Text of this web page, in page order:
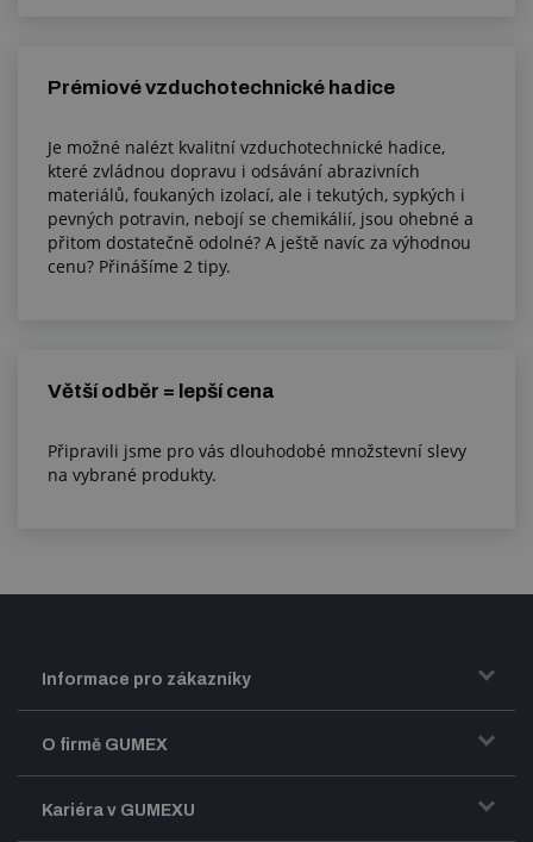
Prémiové vzduchotechnické hadice
Je možné nalézt kvalitní vzduchotechnické hadice,
které zvládnou dopravu i odsávání abrazivních
materiálů, foukaných izolací, ale i tekutých, sypkých i
pevných potravin, nebojí se chemikálií, jsou ohebné a
přitom dostatečně odolné? A ještě navíc za výhodnou
cenu? Přinášíme 2 tipy.
Větší odběr = lepší cena
Připravili jsme pro vás dlouhodobé množstevní slevy
na vybrané produkty.
Informace pro zákazníky
Doprava a zasílání zboží
Obchodní podmínky
O firmě GUMEX
Představení firmy GUMEX
Kariéra v GUMEXU